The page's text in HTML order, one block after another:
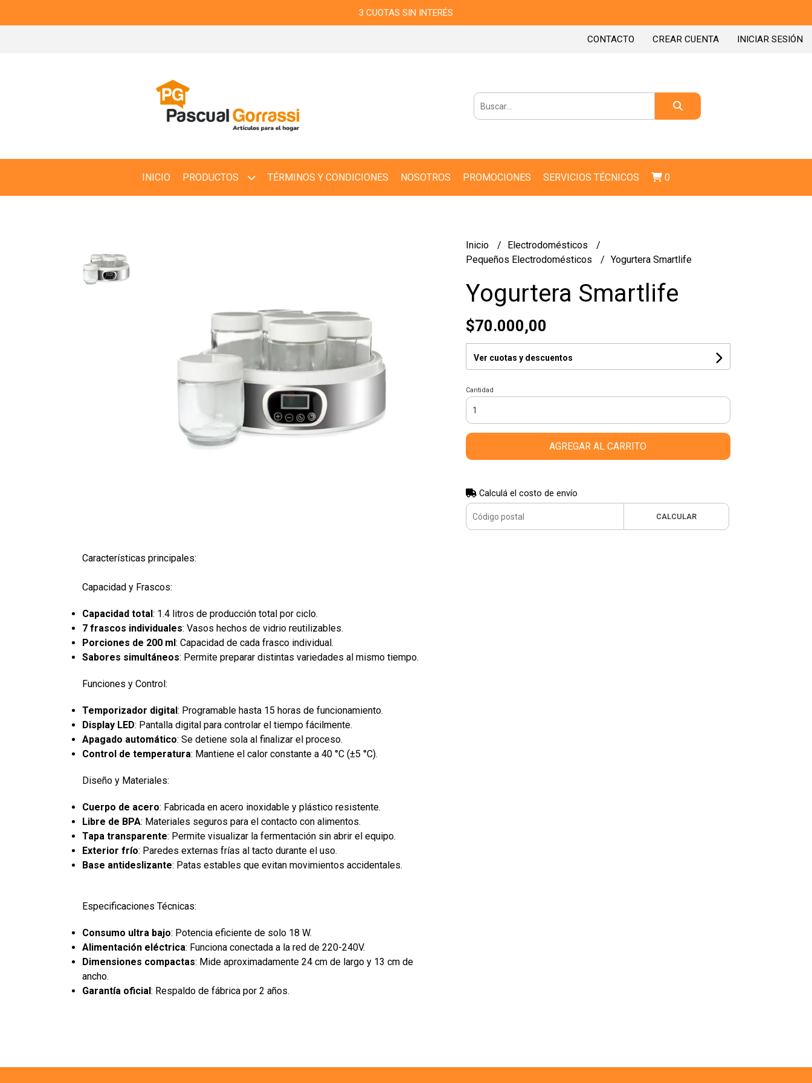
3 CUOTAS SIN INTERÉS
CONTACTO CREAR CUENTA INICIAR SESIÓN
INICIO PRODUCTOS TÉRMINOS Y CONDICIONES NOSOTROS PROMOCIONES SERVICIOS TÉCNICOS 0
Características principales:
Capacidad y Frascos:
Capacidad total : 1.4 litros de producción total por ciclo.
7 frascos individuales: Vasos hechos de vidrio reutilizables.
Porciones de 200 ml : Capacidad de cada frasco individual.
Sabores simultáneos: Permite preparar distintas variedades al mismo tiempo.
Funciones y Control:
Temporizador digital : Programable hasta 15 horas de funcionamiento.
Display LED: Pantalla digital para controlar el tiempo fácilmente.
Apagado automático: Se detiene sola al finalizar el proceso.
Control de temperatura: Mantiene el calor constante a 40 °C (±5 °C).
Diseño y Materiales:
Cuerpo de acero: Fabricada en acero inoxidable y plástico resistente.
Libre de BPA: Materiales seguros para el contacto con alimentos.
Tapa transparente: Permite visualizar la fermentación sin abrir el equipo.
Exterior frío: Paredes externas frías al tacto durante el uso.
Base antideslizante: Patas estables que evitan movimientos accidentales.
Especificaciones Técnicas:
Consumo ultra bajo: Potencia eficiente de solo 18 W.
Alimentación eléctrica: Funciona conectada a la red de 220-240V.
Dimensiones compactas: Mide aproximadamente 24 cm de largo y 13 cm de
ancho.
Garantía oficial : Respaldo de fábrica por 2 años.
Inicio
Electrodomésticos
Pequeños Electrodomésticos
Yogurtera Smartlife
Yogurtera Smartlife
$70.000,00
Ver cuotas y descuentos
Cantidad
AGREGAR AL CARRITO
Calculá el costo de envío
CALCULAR